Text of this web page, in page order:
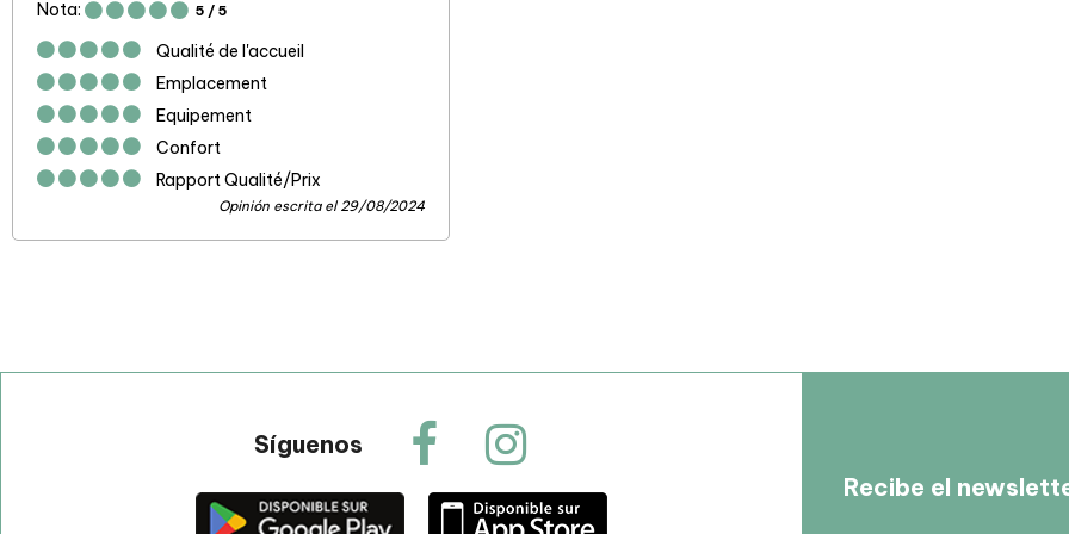
Nota: 5 / 5
Qualité de l'accueil
Emplacement
Equipement
Confort
Rapport Qualité/Prix
Opinión escrita el 29/08/2024
Síguenos
Recibe el